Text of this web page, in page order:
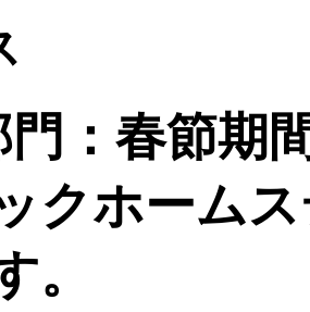
門：春節期
クホーム
。